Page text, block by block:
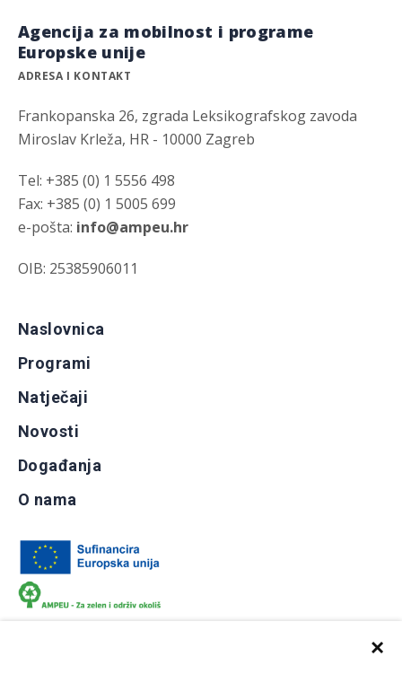
×
Agencija za mobilnost i programe
Europske unije
ADRESA I KONTAKT
Frankopanska 26, zgrada Leksikografskog zavoda
Miroslav Krleža, HR - 10000 Zagreb
Tel: +385 (0) 1 5556 498
Fax: +385 (0) 1 5005 699
e-pošta: info@ampeu.hr
OIB: 25385906011
Naslovnica
Programi
Natječaji
Novosti
Događanja
O nama